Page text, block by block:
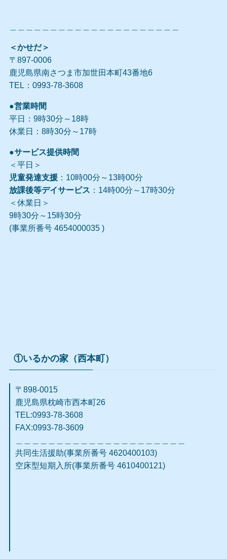
＜かせだ＞
〒897-0006
鹿児島県南さつま市加世田本町43番地6
TEL：0993-78-3608
●営業時間
平日：9時30分～18時
休業日：8時30分～17時
●サービス提供時間
＜平日＞
児童発達支援：10時00分～13時00分
放課後等デイサービス ：14時00分～17時30分
＜休業日＞
9時30分～15時30分
(事業所番号 4654000035 )
①いるかの家（西本町）
〒898-0015
鹿児島県枕崎市西本町26
TEL:0993-78-3608
FAX:0993-78-3609​
共同生活援助(事業所番号 4620400103)
空床型短期入所(事業所番号 4610400121)